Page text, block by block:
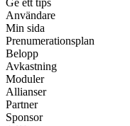
Ge ett tips
Användare
Min sida
Prenumerationsplan
Belopp
Avkastning
Moduler
Allianser
Partner
Sponsor